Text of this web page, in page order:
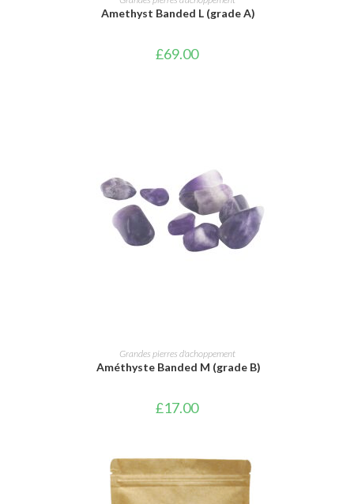
Amethyst Banded L (grade A)
£69.00
AJOUTER AU PANIER
Grandes pierres d'achoppement
Améthyste Banded M (grade B)
£17.00